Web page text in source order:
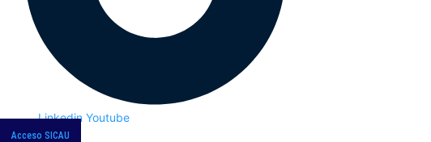
Linkedin Youtube
Acceso SICAU